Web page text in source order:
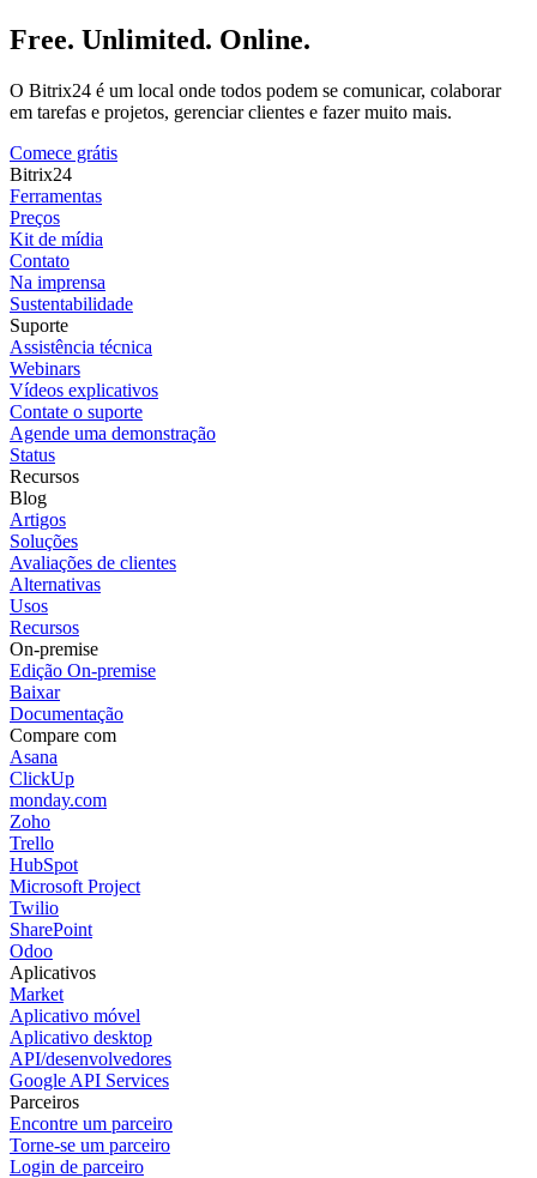
Free. Unlimited. Online.
O Bitrix24 é um local onde todos podem se comunicar, colaborar
em tarefas e projetos, gerenciar clientes e fazer muito mais.
Comece grátis
Bitrix24
Ferramentas
Preços
Kit de mídia
Contato
Na imprensa
Sustentabilidade
Suporte
Assistência técnica
Webinars
Vídeos explicativos
Contate o suporte
Agende uma demonstração
Status
Recursos
Blog
Artigos
Soluções
Avaliações de clientes
Alternativas
Usos
Recursos
On-premise
Edição On-premise
Baixar
Documentação
Compare com
Asana
ClickUp
monday.com
Zoho
Trello
HubSpot
Microsoft Project
Twilio
SharePoint
Odoo
Aplicativos
Market
Aplicativo móvel
Aplicativo desktop
API/desenvolvedores
Google API Services
Parceiros
Encontre um parceiro
Torne-se um parceiro
Login de parceiro